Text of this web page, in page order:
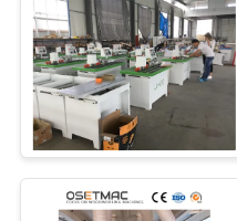
PRIVACY
POLICY